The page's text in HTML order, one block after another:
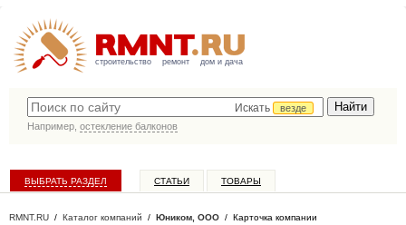
строительство ремонт дом и дача
Искать
везде
Например, остекление балконов
ВЫБРАТЬ РАЗДЕЛ СТАТЬИ ТОВАРЫ
RMNT.RU / Каталог компаний / Юником, ООО / Карточка компании